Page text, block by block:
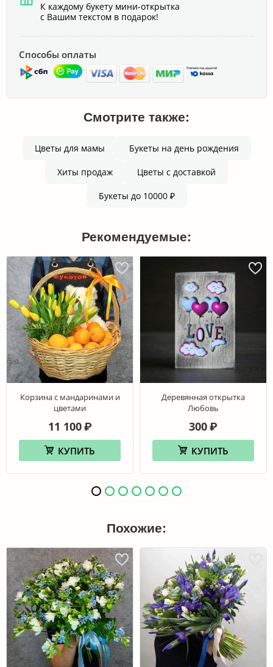
К каждому букету мини-открытка
с Вашим текстом в подарок!
Способы оплаты
Смотрите также:
Цветы для мамы Букеты на день рождения
Хиты продаж Цветы с доставкой
Букеты до 10000 ₽
Рекомендуемые:
Корзина с мандаринами и
цветами
11 100 ₽
КУПИТЬ
Деревянная открытка
Любовь
300₽
КУПИТЬ
Похожие: